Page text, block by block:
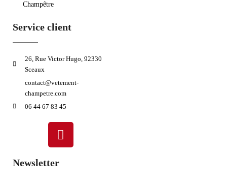
Champêtre
Service client
26, Rue Victor Hugo, 92330
Sceaux
contact@vetement-
champetre.com
06 44 67 83 45
Newsletter